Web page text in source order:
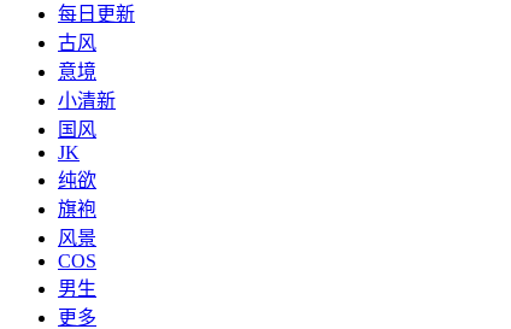
每日更新
古风
意境
小清新
国风
JK
纯欲
旗袍
风景
COS
男生
更多